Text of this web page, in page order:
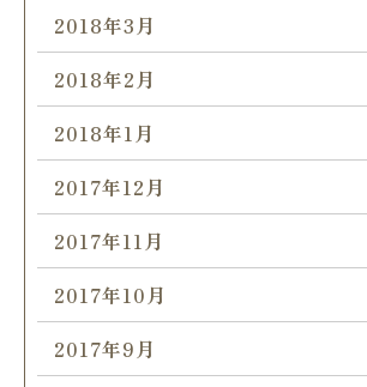
2018年3月
2018年2月
2018年1月
2017年12月
2017年11月
2017年10月
2017年9月